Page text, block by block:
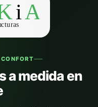
CONFORT
a medida en